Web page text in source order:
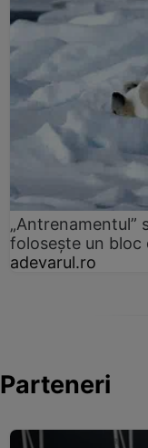
„Antrenamentul”
folosește un bloc
adevarul.ro
Parteneri